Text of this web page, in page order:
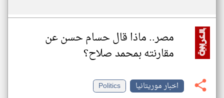
مصر.. ماذا قال حسام حسن عن
مقارنته بمحمد صلاح؟
اخبار موريتانيا
Politics